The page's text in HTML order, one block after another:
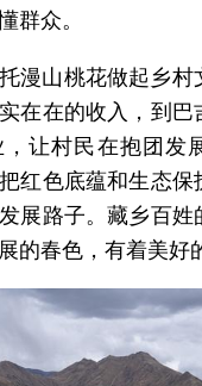
群众。
漫山桃花做起乡
在在的收入，到巴
让村民在抱团发
红色底蕴和生态保
展路子。藏乡百姓
的春色，有着美好